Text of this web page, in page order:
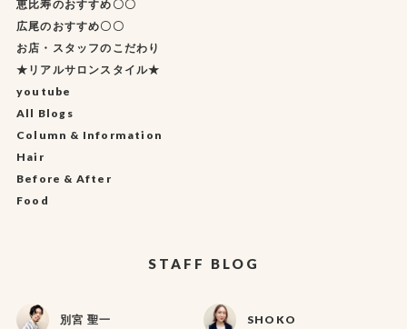
恵比寿のおすすめ〇〇
広尾のおすすめ〇〇
お店・スタッフのこだわり
★リアルサロンスタイル★
youtube
All Blogs
Column & Information
Hair
Before & After
Food
STAFF BLOG
別宮 聖一 SHOKO